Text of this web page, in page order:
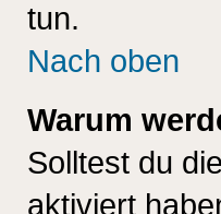
tun.
Nach oben
Warum
Solltest du
aktiviert